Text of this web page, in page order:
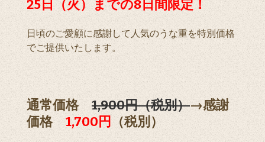
25日（火）までの8日間限定！
日頃のご愛顧に感謝して人気のうな重を特別価格
でご提供いたします。
通常価格 1,900円（税別）→感謝
価格 1,700円 （税別）